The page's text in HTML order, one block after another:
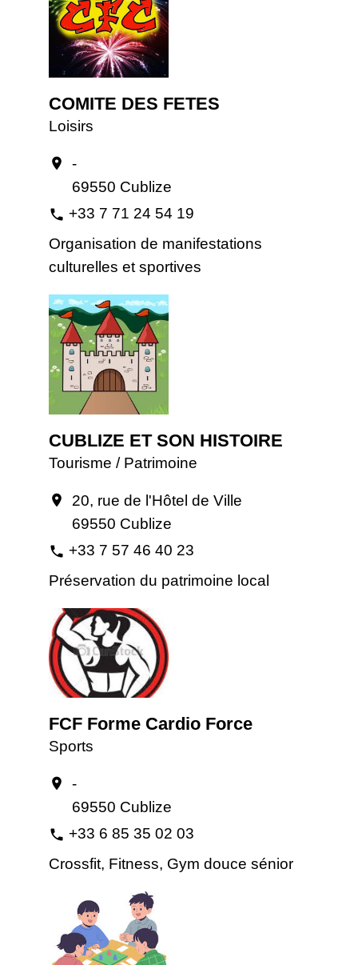
COMITE DES FETES
Loisirs
location_on
-
69550 Cublize
phone +33 7 71 24 54 19
Organisation de manifestations
culturelles et sportives
CUBLIZE ET SON HISTOIRE
Tourisme / Patrimoine
location_on
20, rue de l'Hôtel de Ville
69550 Cublize
phone +33 7 57 46 40 23
Préservation du patrimoine local
FCF Forme Cardio Force
Sports
location_on
-
69550 Cublize
phone +33 6 85 35 02 03
Crossfit, Fitness, Gym douce sénior